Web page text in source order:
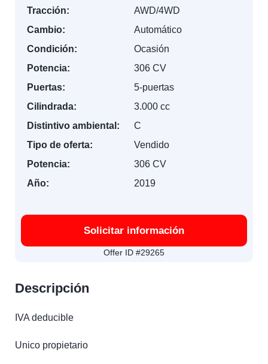
Tracción:
AWD/4WD
Cambio:
Automático
Condición:
Ocasión
Potencia:
306 CV
Puertas:
5-puertas
Cilindrada:
3.000 cc
Distintivo ambiental:
C
Tipo de oferta:
Vendido
Potencia:
306 CV
Año:
2019
Solicitar información
Offer ID #29265
Descripción
IVA deducible
Unico propietario